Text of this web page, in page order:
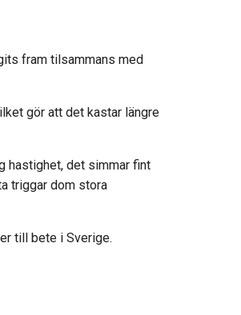
fram tilsammans med
gör att det kastar längre
hastighet, det simmar fint
triggar dom stora
till bete i Sverige.